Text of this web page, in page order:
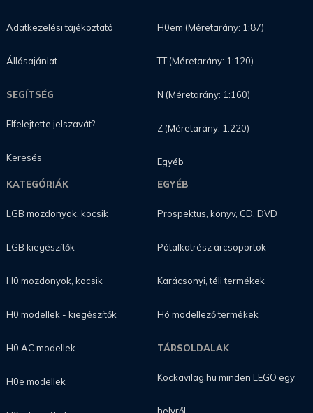
Adatkezelési tájékoztató
Állásajánlat
SEGÍTSÉG
Elfelejtette jelszavát?
Keresés
H0em (Méretarány: 1:87)
TT (Méretarány: 1:120)
N (Méretarány: 1:160)
Z (Méretarány: 1:220)
Egyéb
KATEGÓRIÁK
LGB mozdonyok, kocsik
LGB kiegészítők
H0 mozdonyok, kocsik
H0 modellek - kiegészítők
H0 AC modellek
H0e modellek
EGYÉB
Prospektus, könyv, CD, DVD
Pótalkatrész árcsoportok
Karácsonyi, téli termékek
Hó modellező termékek
TÁRSOLDALAK
Kockavilag.hu minden LEGO egy